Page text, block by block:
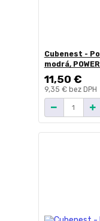
Cubenest -
modrá,
11,50 €
9,35 € bez DPH